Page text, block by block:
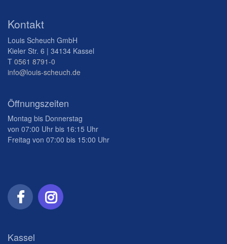
Kontakt
Louis Scheuch GmbH
Kieler Str. 6 | 34134 Kassel
T 0561 8791-0
info@louis-scheuch.de
Öffnungszeiten
Montag bis Donnerstag
von 07:00 Uhr bis 16:15 Uhr
Freitag von 07:00 bis 15:00 Uhr
Kassel